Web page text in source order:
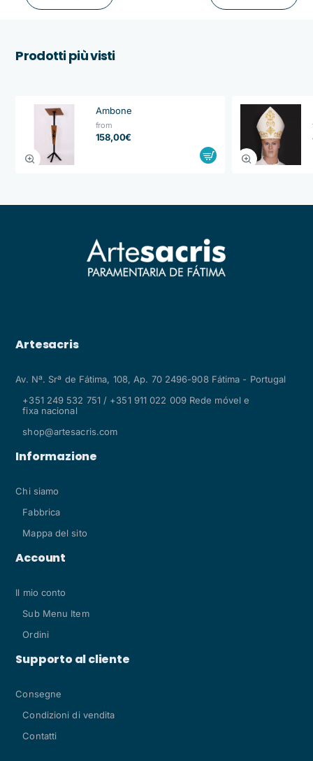
Prodotti più visti
Ambone
from
158,00€
Artesacris
Av. Nª. Srª de Fátima, 108, Ap. 70 2496-908 Fátima - Portugal
+351 249 532 751 / +351 911 022 009 Rede móvel e
fixa nacional
shop@artesacris.com
Informazione
Chi siamo
Fabbrica
Mappa del sito
Account
Il mio conto
Sub Menu Item
Ordini
Supporto al cliente
Consegne
Condizioni di vendita
Contatti